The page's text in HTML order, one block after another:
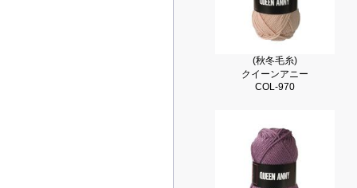
(秋冬毛糸)
クイーンアニー
COL-970